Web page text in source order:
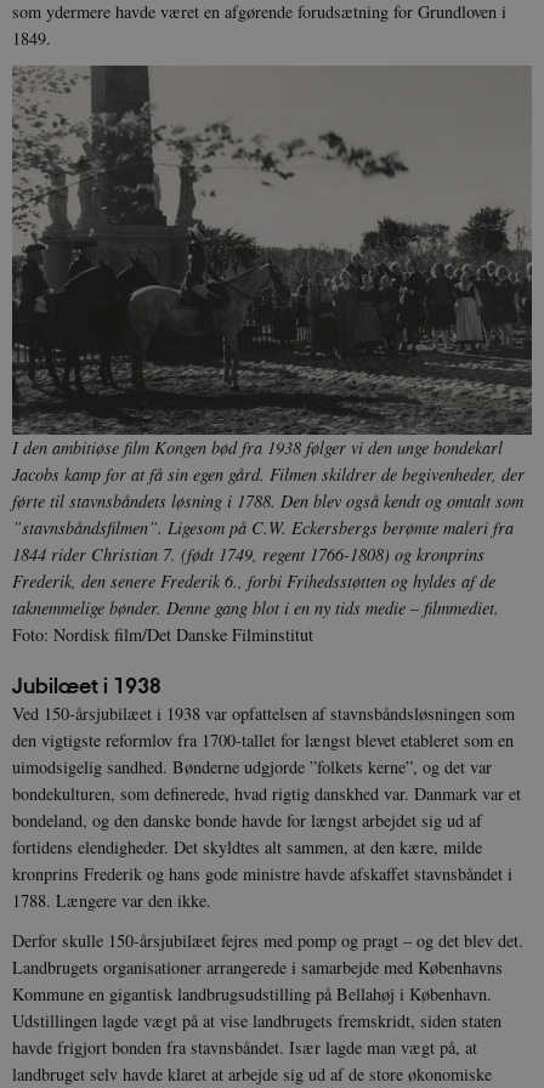
som ydermere havde været en afgørende forudsætning for Grundloven i
1849.
I den ambitiøse film Kongen bød fra 1938 følger vi den unge bondekarl
Jacobs kamp for at få sin egen gård. Filmen skildrer de begivenheder, der
førte til stavnsbåndets løsning i 1788. Den blev også kendt og omtalt som
”stavnsbåndsfilmen”. Ligesom på C.W. Eckersbergs berømte maleri fra
1844 rider Christian 7. (født 1749, regent 1766-1808) og kronprins
Frederik, den senere Frederik 6., forbi Frihedsstøtten og hyldes af de
taknemmelige bønder. Denne gang blot i en ny tids medie – filmmediet.
Foto: Nordisk film/Det Danske Filminstitut
Jubilæet i 1938
Ved 150-årsjubilæet i 1938 var opfattelsen af stavnsbåndsløsningen som
den vigtigste reformlov fra 1700-tallet for længst blevet etableret som en
uimodsigelig sandhed. Bønderne udgjorde ”folkets kerne”, og det var
bondekulturen, som definerede, hvad rigtig danskhed var. Danmark var et
bondeland, og den danske bonde havde for længst arbejdet sig ud af
fortidens elendigheder. Det skyldtes alt sammen, at den kære, milde
kronprins Frederik og hans gode ministre havde afskaffet stavnsbåndet i
1788. Længere var den ikke.
Derfor skulle 150-årsjubilæet fejres med pomp og pragt – og det blev det.
Landbrugets organisationer arrangerede i samarbejde med Københavns
Kommune en gigantisk landbrugsudstilling på Bellahøj i København.
Udstillingen lagde vægt på at vise landbrugets fremskridt, siden staten
havde frigjort bonden fra stavnsbåndet. Især lagde man vægt på, at
landbruget selv havde klaret at arbejde sig ud af de store økonomiske